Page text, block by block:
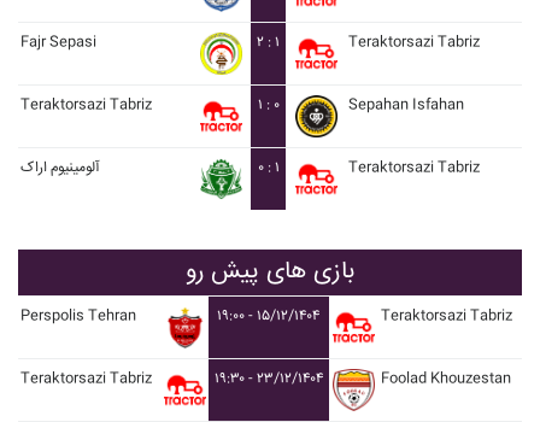
Fajr Sepasi ۲ : ۱ Teraktorsazi Tabriz
Teraktorsazi Tabriz ۱ : ۰ Sepahan Isfahan
آلومينيوم اراک ۰ : ۱ Teraktorsazi Tabriz
بازی های پیش رو
Perspolis Tehran ۱۹:۰۰ - ۱۵/۱۲/۱۴۰۴ Teraktorsazi Tabriz
Teraktorsazi Tabriz ۱۹:۳۰ - ۲۳/۱۲/۱۴۰۴ Foolad Khouzestan